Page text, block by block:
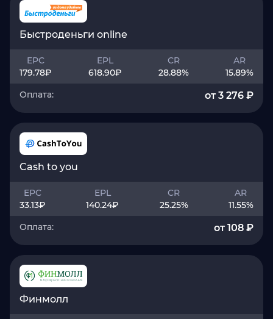
Быстроденьги online
EPC
179.78₽
EPL
618.90₽
CR
28.88%
AR
15.89%
Оплата:
от 3 276 ₽
Cash to you
EPC
33.13₽
EPL
140.24₽
CR
25.25%
AR
11.55%
Оплата:
от 108 ₽
Финмолл